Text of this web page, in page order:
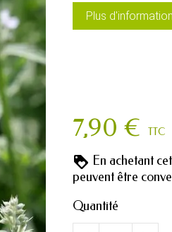
Plus
7,90 € TTC
En achetant
peuvent être
Quantité